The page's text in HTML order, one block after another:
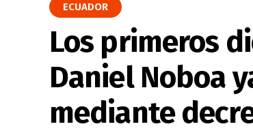
ECUADOR
Los primeros
Daniel Noboa
mediante